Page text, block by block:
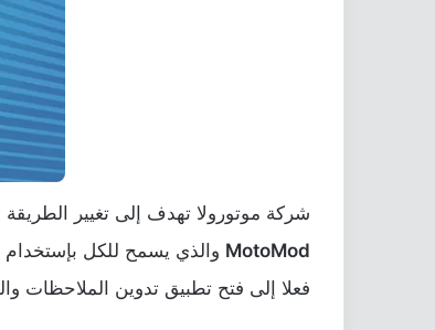
شركة موتورولا تهدف إلى تغيير
MotoMod والذي يسمح للكل بإستخدام
فعلا إلى فتح تطبيق تدوين الملاحظات